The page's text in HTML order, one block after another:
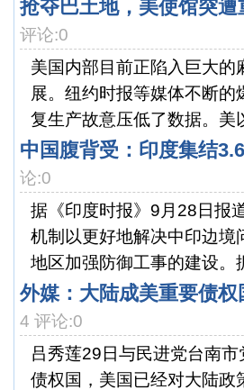
抢夺巴土地，美使馆突
评论:0
美国内部目前正陷入巨大
展。纽约时报等媒体不断
复生产故意压低了数据。美
中国腹背受：印度集结
论:0
据《印度时报》9月28日报
机制以更好地解决中印边境
地区加强防御工事的建设。
外媒：大陆成美重要债
4 评论:0
吕秀莲29日与民进党台南
债权国，美国已经对大陆政